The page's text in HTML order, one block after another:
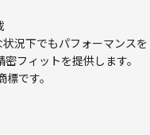
況下でもパフォーマンスを
フィットを提供します。
です。